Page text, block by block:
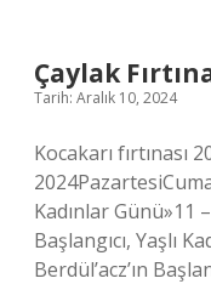
Çaylak
Tarih: Aralık 10, 2024
Kocakarı fırtınası
Kadınlar Günü»11
Başlangıcı, Yaşlı
Berdül’acz’ın